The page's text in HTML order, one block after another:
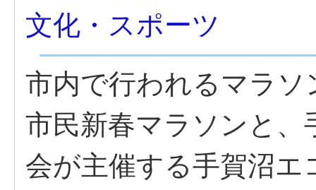
文化・スポーツ
市内で行われるマラ
市民新春マラソンと
会が主催する手賀沼